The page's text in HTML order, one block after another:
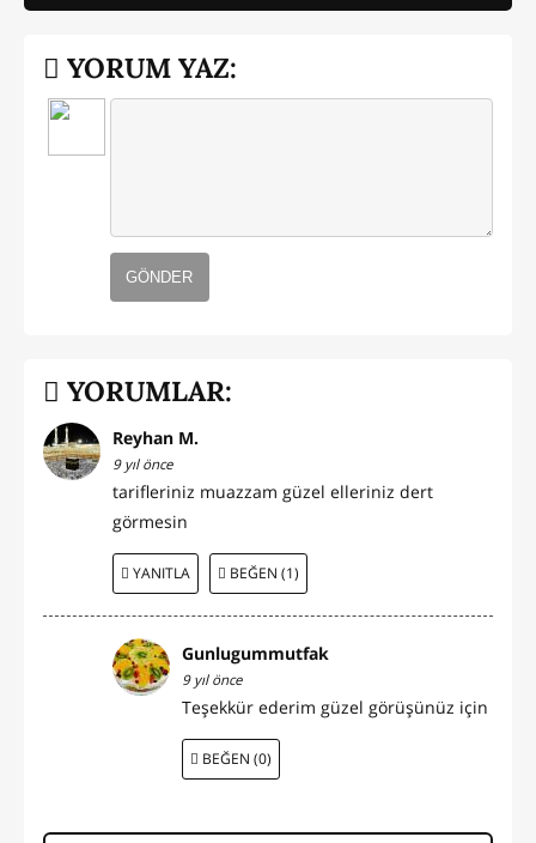
YORUM YAZ:
GÖNDER
YORUMLAR:
Reyhan M.
9 yıl önce
tarifleriniz muazzam güzel elleriniz dert
görmesin
YANITLA BEĞEN (1)
Gunlugummutfak
9 yıl önce
Teşekkür ederim güzel görüşünüz için
BEĞEN (0)